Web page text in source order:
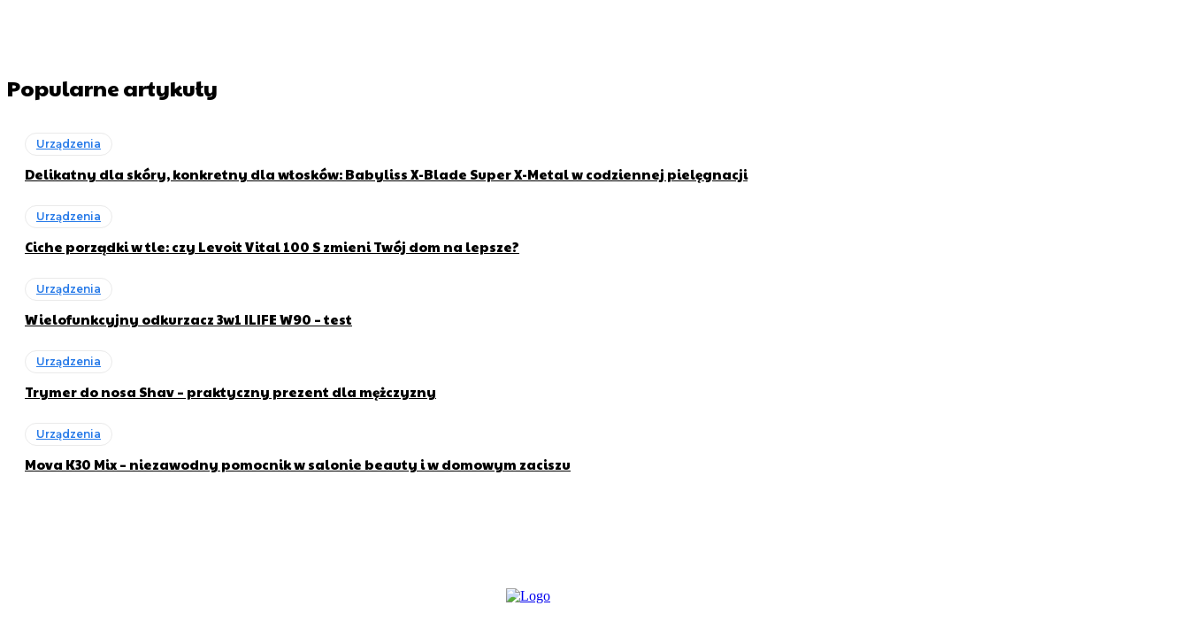
Popularne artykuły
Urządzenia
Delikatny dla skóry, konkretny dla włosków: Babyliss X-Blade Super X-Metal w codziennej pielęgnacji
Urządzenia
Ciche porządki w tle: czy Levoit Vital 100 S zmieni Twój dom na lepsze?
Urządzenia
Wielofunkcyjny odkurzacz 3w1 ILIFE W90 – test
Urządzenia
Trymer do nosa Shav – praktyczny prezent dla mężczyzny
Urządzenia
Mova K30 Mix – niezawodny pomocnik w salonie beauty i w domowym zaciszu